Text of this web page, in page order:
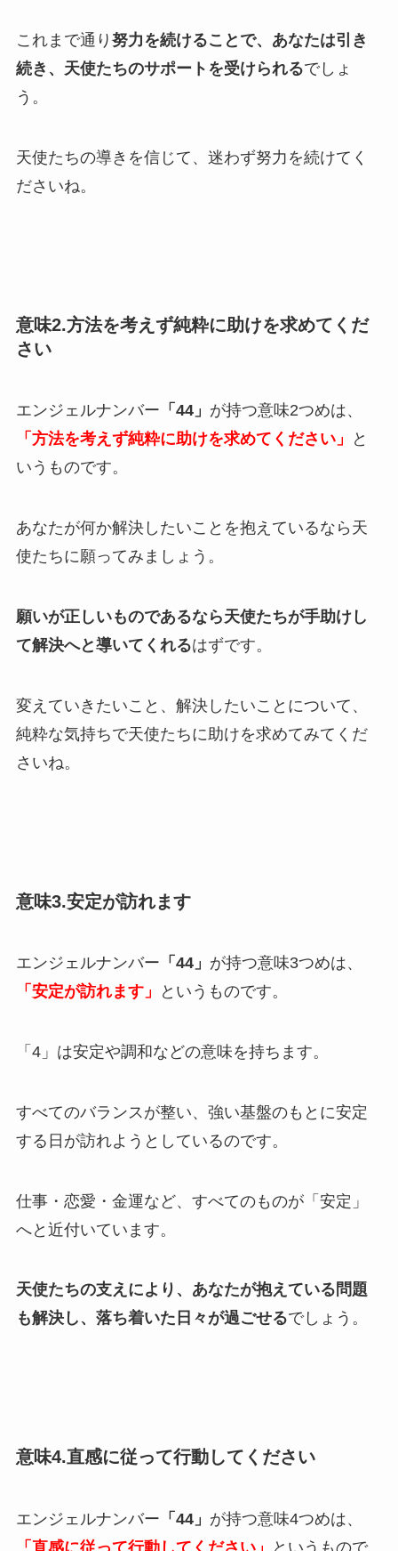
これまで通り努力を続けることで、あなたは引き
続き、天使たちのサポートを受けられるでしょ
う。
天使たちの導きを信じて、迷わず努力を続けてく
ださいね。
意味2.方法を考えず純粋に助けを求めてくだ
さい
エンジェルナンバー 「44」 が持つ意味2つめは、
「方法を考えず純粋に助けを求めてください」
と
いうものです。
あなたが何か解決したいことを抱えているなら天
使たちに願ってみましょう。
願いが正しいものであるなら天使たちが手助けし
て解決へと導いてくれるはずです。
変えていきたいこと、解決したいことについて、
純粋な気持ちで天使たちに助けを求めてみてくだ
さいね。
意味3.安定が訪れます
エンジェルナンバー 「44」 が持つ意味3つめは、
「安定が訪れます」
というものです。
「4」は安定や調和などの意味を持ちます。
すべてのバランスが整い、強い基盤のもとに安定
する日が訪れようとしているのです。
仕事・恋愛・金運など、すべてのものが「安定」
へと近付いています。
天使たちの支えにより、あなたが抱えている問題
も解決し、落ち着いた日々が過ごせるでしょう。
意味4.直感に従って行動してください
エンジェルナンバー 「44」 が持つ意味4つめは、
「直感に従って行動してください」
というもので